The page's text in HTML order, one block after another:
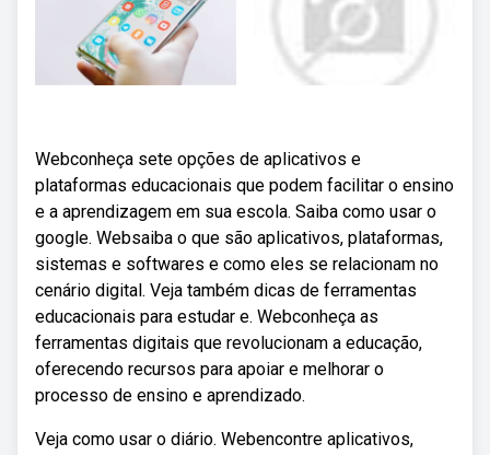
Webconheça sete opções de aplicativos e
plataformas educacionais que podem facilitar o ensino
e a aprendizagem em sua escola. Saiba como usar o
google. Websaiba o que são aplicativos, plataformas,
sistemas e softwares e como eles se relacionam no
cenário digital. Veja também dicas de ferramentas
educacionais para estudar e. Webconheça as
ferramentas digitais que revolucionam a educação,
oferecendo recursos para apoiar e melhorar o
processo de ensino e aprendizado.
Veja como usar o diário. Webencontre aplicativos,